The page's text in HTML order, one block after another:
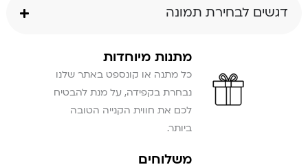
דגשים לבחירת תמונה
מתנות מיוחדות
כל מתנה או קונספט באתר שלנו
נבחרת בקפידה, על מנת להבטיח
לכם את חווית הקנייה הטובה
ביותר.
משלוחים